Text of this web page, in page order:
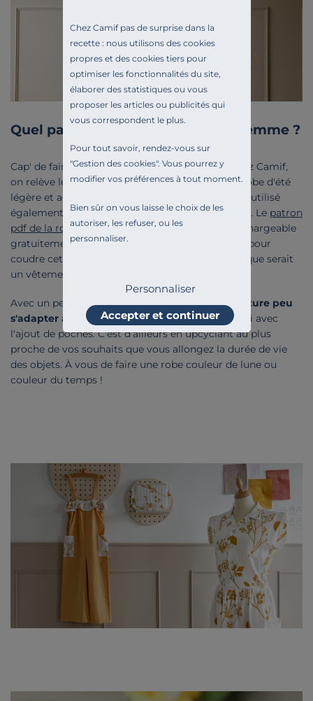
Quel patron de robe coudre pour femme ?
Cap' de faire une robe avec vos vieux draps ? Chez Camif,
on relève le défi de transformer un drap en une robe d'été
légère et aérienne. Notre
Helen, utilisé
également pour la pochette, suffisait amplement. Le patron
pdf de la robe Raffaellade Fabrics store est téléchargeable
gratuitement. Le niveau de difficulté est médian pour
coudre cette robe. On y a ajouté des poches car que serait
un vêtement sans poche ?
Avec un peu d'imagination,chaque tuto de couture peu
s'adapter à vos besoins et vos enviescomme ici avec
l'ajout de poches. C'est d'ailleurs en upcyclant au plus
proche de vos souhaits que vous allongez la durée de vie
des objets. À vous de faire une robe couleur de lune ou
couleur du temps !
Chez Camif pas de surprise dans la
recette : nous utilisons des cookies
propres et des cookies tiers pour
optimiser les fonctionnalités du site,
élaborer des statistiques ou vous
proposer les articles ou publicités qui
vous correspondent le plus.
Pour tout savoir, rendez-vous sur
"Gestion des cookies". Vous pourrez y
modifier vos préférences à tout moment.
Bien sûr on vous laisse le choix de les
autoriser, les refuser, ou les
personnaliser.
Personnaliser
Accepter et continuer